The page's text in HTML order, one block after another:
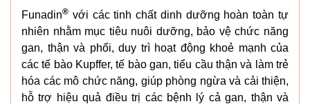
Funadin® với các tinh chất dinh dưỡng hoàn toàn tự
nhiên nhằm mục tiêu nuôi dưỡng, bảo vệ chức năng
gan, thận và phổi, duy trì hoạt động khoẻ mạnh của
các tế bào Kupffer, tế bào gan, tiểu cầu thận và làm trẻ
hóa các mô chức năng, giúp phòng ngừa và cải thiện,
hỗ trợ hiệu quả điều trị các bệnh lý cả gan, thận và